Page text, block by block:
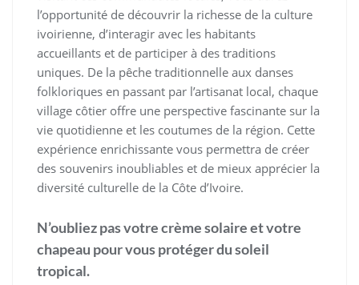
l’opportunité de découvrir la richesse de la culture
ivoirienne, d’interagir avec les habitants
accueillants et de participer à des traditions
uniques. De la pêche traditionnelle aux danses
folkloriques en passant par l’artisanat local, chaque
village côtier offre une perspective fascinante sur la
vie quotidienne et les coutumes de la région. Cette
expérience enrichissante vous permettra de créer
des souvenirs inoubliables et de mieux apprécier la
diversité culturelle de la Côte d’Ivoire.
N’oubliez pas votre crème solaire et votre
chapeau pour vous protéger du soleil
tropical.